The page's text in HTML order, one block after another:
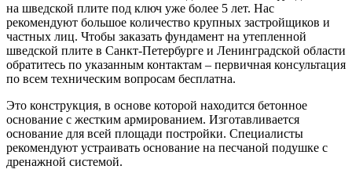
на шведской плите под ключ уже более 5 лет. Нас
рекомендуют большое количество крупных застройщиков и
частных лиц. Чтобы заказать фундамент на утепленной
шведской плите в Санкт-Петербурге и Ленинградской области
обратитесь по указанным контактам – первичная консультация
по всем техническим вопросам бесплатна.
Это конструкция, в основе которой находится бетонное
основание с жестким армированием. Изготавливается
основание для всей площади постройки. Специалисты
рекомендуют устраивать основание на песчаной подушке с
дренажной системой.